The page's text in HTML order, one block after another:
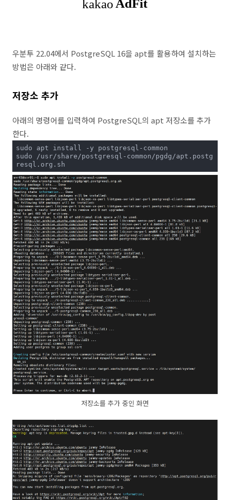
우분투 22.04에서 PostgreSQL 16을 apt를 활용하여 설치하는
방법은 아래와 같다.
저장소 추가
아래의 명령어를 입력하여 PostgreSQL의 apt 저장소를 추가
한다.
sudo apt install -y postgresql-common
sudo /usr/share/postgresql-common/pgdg/apt.postg
resql.org.sh
저장소를 추가 중인 화면